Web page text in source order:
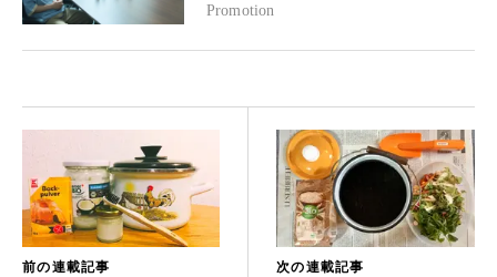
Promotion
前の連載記事
次の連載記事